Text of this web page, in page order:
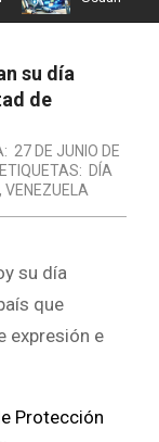
su día
de
27 DE JUNIO DE
ETIQUETAS: DÍA
, VENEZUELA
su día
que
expresión e
Protección